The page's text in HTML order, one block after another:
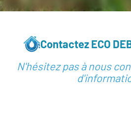
Contactez ECO
N'hésitez pas à nous